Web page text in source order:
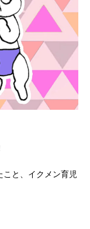
と、イクメン育児